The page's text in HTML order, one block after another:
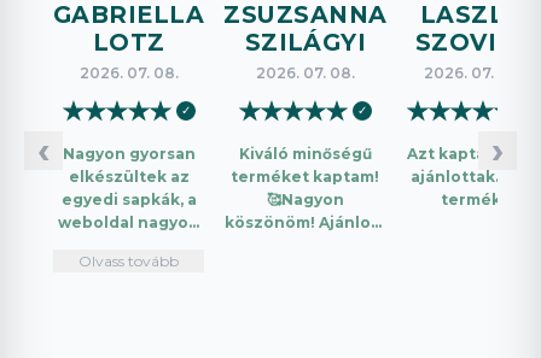
‹
GABRIELLA
LOTZ
2026. 07. 08.
★★★★★ ✓
Nagyon gyorsan
elkészültek az
egyedi sapkák, a
weboldal nagyon
használni.
Olvass tovább
ZSUZSANNA
SZILÁGYI
2026. 07. 08.
★★★★★ ✓
Kiváló minőségű
terméket kaptam!
🥰Nagyon
köszönöm! Ajánlom
LASZLO
SZOVICS
2026. 07. 08.
★★★★★
Azt kaptam amit
ajánlottak. Jó a
termék.
›